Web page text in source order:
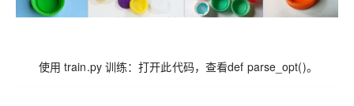
使用 train.py 训练：打开此代码，查看def parse_opt()。